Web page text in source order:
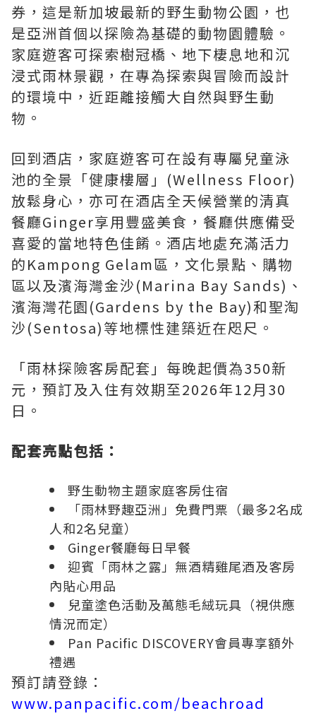
券，這是新加坡最新的野生動物公園，也
是亞洲首個以探險為基礎的動物園體驗。
家庭遊客可探索樹冠橋、地下棲息地和沉
浸式雨林景觀，在專為探索與冒險而設計
的環境中，近距離接觸大自然與野生動
物。
回到酒店，家庭遊客可在設有專屬兒童泳
池的全景「健康樓層」(Wellness Floor)
放鬆身心，亦可在酒店全天候營業的清真
餐廳Ginger享用豐盛美食，餐廳供應備受
喜愛的當地特色佳餚。酒店地處充滿活力
的Kampong Gelam區，文化景點、購物
區以及濱海灣金沙(Marina Bay Sands)、
濱海灣花園(Gardens by the Bay)和聖淘
沙(Sentosa)等地標性建築近在咫尺。
「雨林探險客房配套 」每晚起價為350新
元，預訂及入住有效期至2026年12月30
日。
配套亮點包括：
野生動物主題家庭客房住宿
「雨林野趣亞洲」免費門票（最多2名成
人和2名兒童）
Ginger餐廳每日早餐
迎賓「雨林之露」無酒精雞尾酒及客房
內貼心用品
兒童塗色活動及萬態毛絨玩具（視供應
情況而定）
Pan Pacific DISCOVERY會員專享額外
禮遇
預訂請登錄：
www.panpacific.com/beachroad